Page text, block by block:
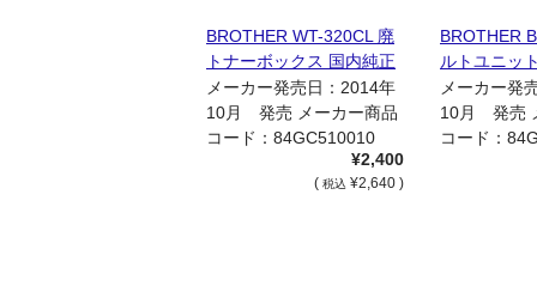
BROTHER WT-320CL 廃
トナーボックス 国内純正
品
メーカー発売日：2014年
10月 発売 メーカー商品
コード：84GC510010
¥2,400
( 税込 ¥2,640 )
BROTHER
ルトユニッ
メーカー発
10月 発売
コード：